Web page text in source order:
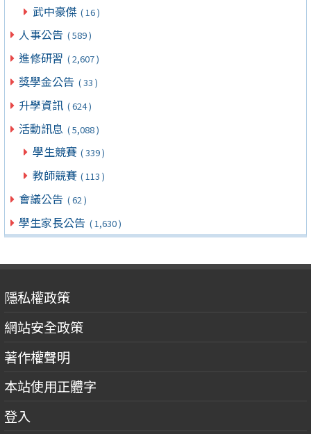
武中豪傑 ( 16 )
人事公告 ( 589 )
進修研習 ( 2,607 )
獎學金公告 ( 33 )
升學資訊 ( 624 )
活動訊息 ( 5,088 )
學生競賽 ( 339 )
教師競賽 ( 113 )
會議公告 ( 62 )
學生家長公告 ( 1,630 )
隱私權政策
網站安全政策
著作權聲明
本站使用正體字
登入